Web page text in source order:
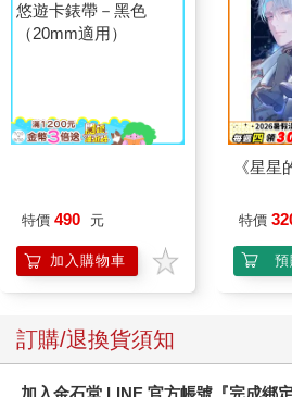
特價 490 元
加入購物車
《星星
特價
預
訂購/退換貨須知